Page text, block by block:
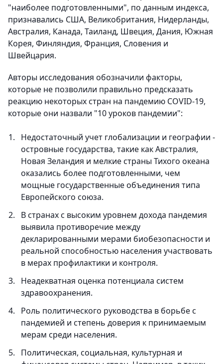
"наиболее подготовленными", по данным индекса,
признавались США, Великобритания, Нидерланды,
Австралия, Канада, Таиланд, Швеция, Дания, Южная
Корея, Финляндия, Франция, Словения и
Швейцария.
Авторы исследования обозначили факторы,
которые не позволили правильно предсказать
реакцию некоторых стран на пандемию COVID-19,
которые они назвали "10 уроков пандемии":
Недостаточный учет глобализации и географии -
островные государства, такие как Австралия,
Новая Зеландия и мелкие страны Тихого океана
оказались более подготовленными, чем
мощные государственные объединения типа
Европейского союза.
В странах с высоким уровнем дохода пандемия
выявила противоречие между
декларированными мерами биобезопасности и
реальной способностью населения участвовать
в мерах профилактики и контроля.
Неадекватная оценка потенциала систем
здравоохранения.
Роль политического руководства в борьбе с
пандемией и степень доверия к принимаемым
мерам среди населения.
Политическая, социальная, культурная и